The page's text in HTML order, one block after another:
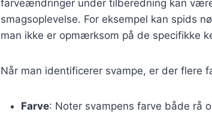
farveændringer under tilberedning kan
smagsoplevelse. For eksempel kan spids
man ikke er opmærksom på de specifikke
Når man identificerer svampe, er der flere
Farve: Noter svampens farve både rå